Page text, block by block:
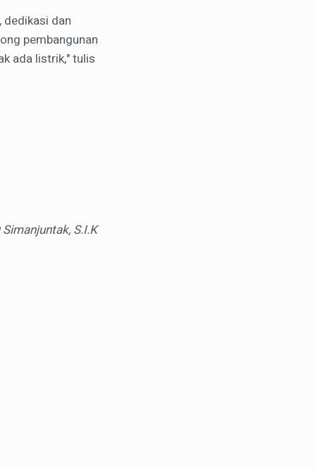
dan
pembangunan
ada listrik," tulis
S.I.K